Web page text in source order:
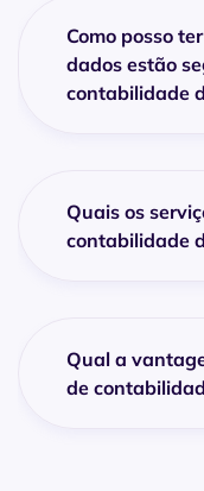
Como posso
dados estão
contabilidade
Quais os
contabilidade
Qual a
de